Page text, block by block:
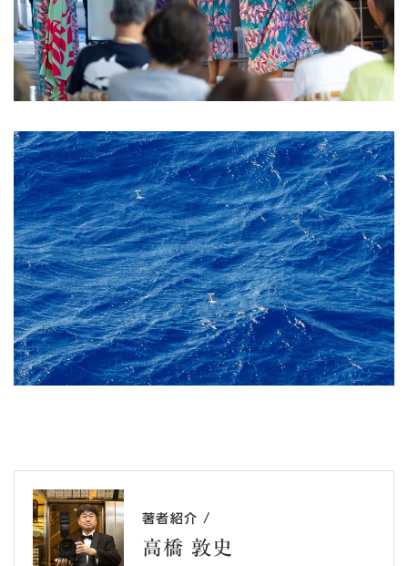
著者紹介 /
高橋 敦史